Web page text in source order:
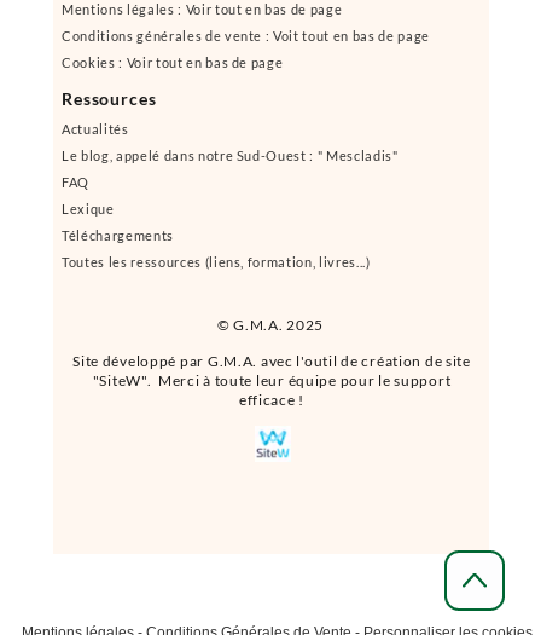
© G.M.A. 2025
Site développé par G.M.A. avec l'outil de création de site
"SiteW". Merci à toute leur équipe pour le support
efficace !
Mentions légales : Voir tout en bas de page
Conditions générales de vente : Voit tout en bas de page
Cookies : Voir tout en bas de page
Ressources
Actualités
Le blog, appelé dans notre Sud-Ouest : " Mescladis"
FAQ
Lexique
Téléchargements
Toutes les ressources (liens, formation, livres...)